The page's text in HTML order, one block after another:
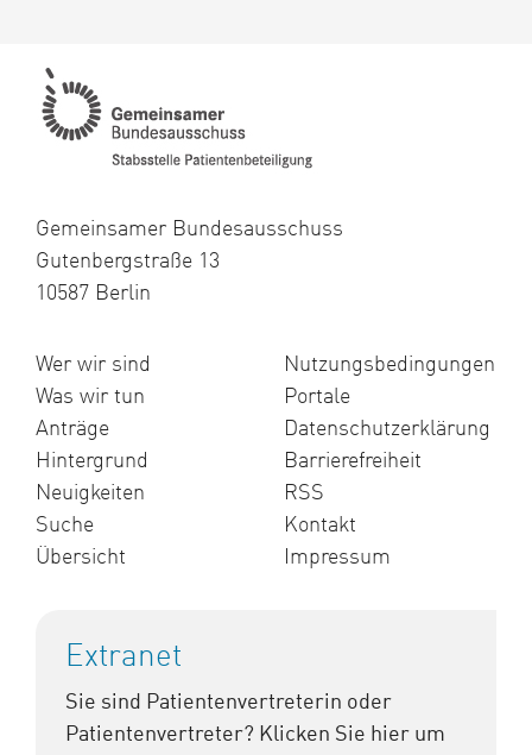
Gemeinsamer Bundesausschuss
Gutenbergstraße 13
10587 Berlin
Wer wir sind
Was wir tun
Anträge
Hintergrund
Neuigkeiten
Suche
Übersicht
Nutzungsbedingungen
Portale
Datenschutzerklärung
Barrierefreiheit
RSS
Kontakt
Impressum
Extranet
Sie sind Patientenvertreterin oder
Patientenvertreter? Klicken Sie hier um